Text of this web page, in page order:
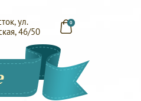
0
ул.
46/50